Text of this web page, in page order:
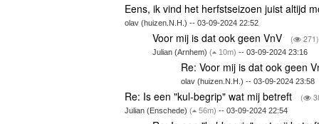
Eens, ik vind het herfstseizoen juist altijd
olav (huizen.N.H.) -- 03-09-2024 22:52
Voor mij is dat ook geen VnV ( 271)
Julian (Arnhem)( 10m) -- 03-09-2024 23:16
Re: Voor mij is dat ook geen
olav (huizen.N.H.) -- 03-09-2024 23:58
Re: Is een "kul-begrip" wat mij betreft (
Julian (Enschede) ( 56m) -- 03-09-2024 22:54